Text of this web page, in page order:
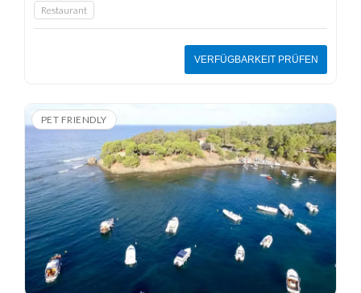
Restaurant
VERFÜGBARKEIT PRÜFEN
PET FRIENDLY